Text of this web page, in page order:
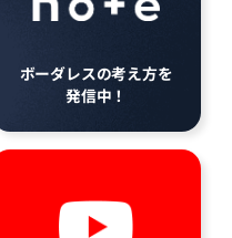
ボーダレスの考え方を
発信中！